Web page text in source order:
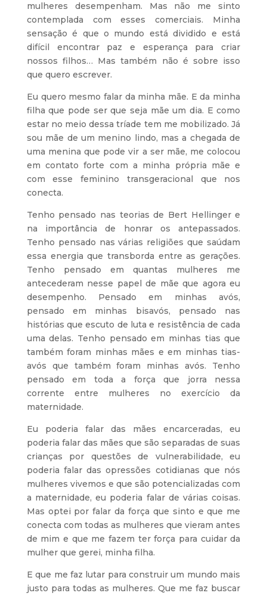
mulheres desempenham. Mas não me sinto
contemplada com esses comerciais. Minha
sensação é que o mundo está dividido e está
difícil encontrar paz e esperança para criar
nossos filhos… Mas também não é sobre isso
que quero escrever.
Eu quero mesmo falar da minha mãe. E da minha
filha que pode ser que seja mãe um dia. E como
estar no meio dessa tríade tem me mobilizado. Já
sou mãe de um menino lindo, mas a chegada de
uma menina que pode vir a ser mãe, me colocou
em contato forte com a minha própria mãe e
com esse feminino transgeracional que nos
conecta.
Tenho pensado nas teorias de Bert Hellinger e
na importância de honrar os antepassados.
Tenho pensado nas várias religiões que saúdam
essa energia que transborda entre as gerações.
Tenho pensado em quantas mulheres me
antecederam nesse papel de mãe que agora eu
desempenho. Pensado em minhas avós,
pensado em minhas bisavós, pensado nas
histórias que escuto de luta e resistência de cada
uma delas. Tenho pensado em minhas tias que
também foram minhas mães e em minhas tias-
avós que também foram minhas avós. Tenho
pensado em toda a força que jorra nessa
corrente entre mulheres no exercício da
maternidade.
Eu poderia falar das mães encarceradas, eu
poderia falar das mães que são separadas de suas
crianças por questões de vulnerabilidade, eu
poderia falar das opressões cotidianas que nós
mulheres vivemos e que são potencializadas com
a maternidade, eu poderia falar de várias coisas.
Mas optei por falar da força que sinto e que me
conecta com todas as mulheres que vieram antes
de mim e que me fazem ter força para cuidar da
mulher que gerei, minha filha.
E que me faz lutar para construir um mundo mais
justo para todas as mulheres. Que me faz buscar